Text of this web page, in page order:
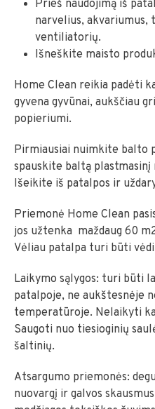
Prieš naudojimą iš
narvelius,
ventiliatorių.
Išneškite maisto
Home Clean reikia padėti
gyvena gyvūnai, aukščiau
popieriumi.
Pirmiausiai nuimkite balto
spauskite baltą
Išeikite iš patalpos ir
Priemonė Home Clean
jos užtenka maždaug 60
Vėliau patalpa turi būti
Laikymo sąlygos: turi būti
patalpoje, ne aukštesnėje
temperatūroje. Nelaikyti
Saugoti nuo tiesioginių
šaltinių.
Atsargumo priemonės:
nuovargį ir galvos